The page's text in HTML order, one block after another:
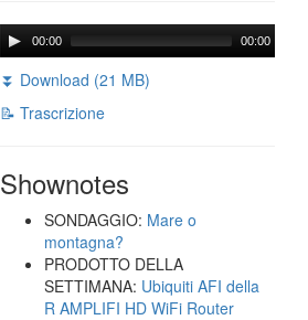
00:00 00:00
⏬ Download (21 MB)
📝 Trascrizione
Shownotes
SONDAGGIO: Mare o
montagna?
PRODOTTO DELLA
SETTIMANA: Ubiquiti AFI della
R AMPLIFI HD WiFi Router